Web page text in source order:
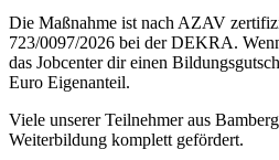
Die Maßnahme ist nach AZAV
723/0097/2026 bei der DEKRA.
das Jobcenter dir einen
Euro Eigenanteil.
Viele unserer Teilnehmer aus
Weiterbildung komplett gefördert.